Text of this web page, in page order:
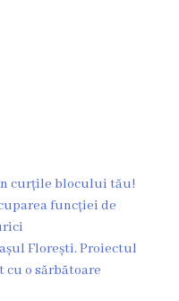
curțile blocului tău!
funcției de
Florești. Proiectul
o sărbătoare